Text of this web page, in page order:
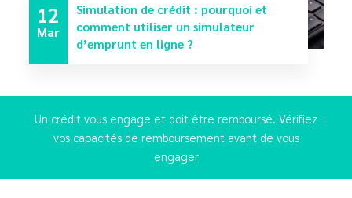
12
Mar
Simulation de crédit : pourquoi et
comment utiliser un simulateur
d’emprunt en ligne ?
Un crédit vous engage et doit être remboursé. Vérifiez
vos capacités de remboursement avant de vous
engager